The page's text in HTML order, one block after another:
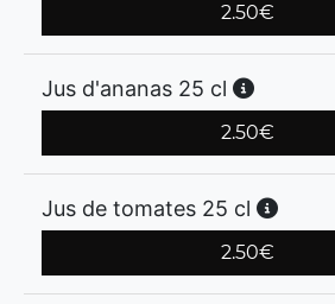
2.50€
Jus d'ananas 25 cl
2.50€
Jus de tomates 25 cl
2.50€